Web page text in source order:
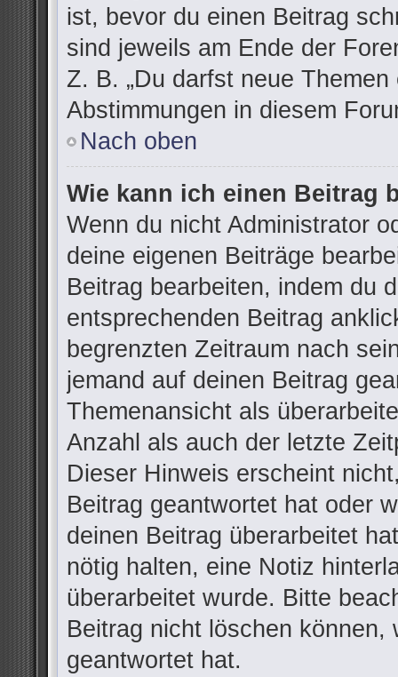
ist, bevor du einen Beitrag
sind jeweils am Ende der
Z. B. „Du darfst neue Themen
Abstimmungen in diesem
Nach oben
Wie kann ich einen Beitrag
Wenn du nicht Administrator
deine eigenen Beiträge
Beitrag bearbeiten, indem du
entsprechenden Beitrag
begrenzten Zeitraum nach
jemand auf deinen Beitrag
Themenansicht als
Anzahl als auch der letzte
Dieser Hinweis erscheint
Beitrag geantwortet hat oder
deinen Beitrag überarbeitet
nötig halten, eine Notiz
überarbeitet wurde. Bitte
Beitrag nicht löschen können,
geantwortet hat.